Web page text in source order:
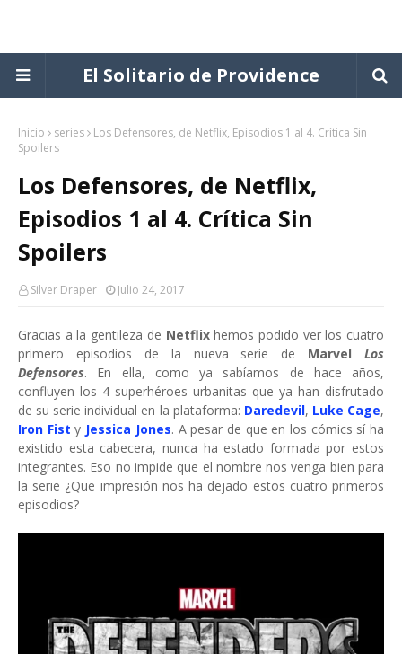
El Solitario de Providence
Inicio series
Los Defensores, de Netflix, Episodios 1 al 4. Crítica Sin
Spoilers
Los Defensores, de Netflix,
Episodios 1 al 4. Crítica Sin
Spoilers
Silver Draper Julio 24, 2017
Gracias a la gentileza de Netflixhemos podido ver los cuatro
primero episodios de la nueva serie de Marvel Los
Defensores. En ella, como ya sabíamos de hace años,
confluyen los 4 superhéroes urbanitas que ya han disfrutado
de su serie individual en la plataforma: Daredevil, Luke Cage,
Iron Fist y Jessica Jones. A pesar de que en los cómics sí ha
existido esta cabecera, nunca ha estado formada por estos
integrantes. Eso no impide que el nombre nos venga bien para
la serie ¿Que impresión nos ha dejado estos cuatro primeros
episodios?